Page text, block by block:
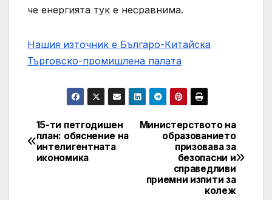
че енергията тук е несравнима.
Нашия източник е Българо-Китайска
Търговско-промишлена палaта
Post
navigation
Министерството на
образованието
призовава за
безопасни и
справедливи
приемни изпити за
колеж
15-ти петгодишен
план: обяснение на
интелигентната
икономика